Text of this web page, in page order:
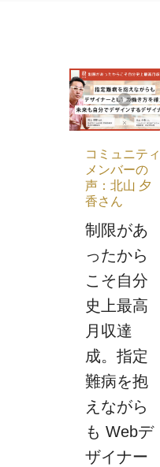
コミュニティ
メンバーの
声：北山 夕
香さん
制限があ
ったから
こそ自分
史上最高
月収達
成。指定
難病を抱
えながら
も Webデ
ザイナー